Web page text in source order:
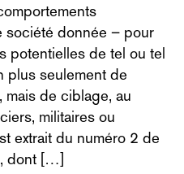
société donnée – pour
potentielles de tel ou tel
plus seulement de
de ciblage, au
militaires ou
extrait du numéro 2 de
dont […]